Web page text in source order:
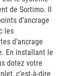
de Sortimo. Il
d’ancrage
les
d’ancrage
En installant le
dotez votre
c’est-à-dire